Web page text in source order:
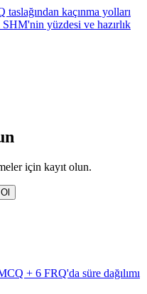
kaçınma yolları
SHM'nin yüzdesi ve hazırlık
için kayıt olun.
+ 6 FRQ'da süre dağılımı